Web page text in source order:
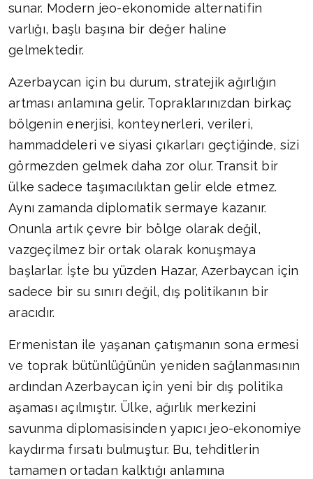
sunar. Modern jeo-ekonomide alternatifin
varlığı, başlı başına bir değer haline
gelmektedir.
Azerbaycan için bu durum, stratejik ağırlığın
artması anlamına gelir. Topraklarınızdan birkaç
bölgenin enerjisi, konteynerleri, verileri,
hammaddeleri ve siyasi çıkarları geçtiğinde, sizi
görmezden gelmek daha zor olur. Transit bir
ülke sadece taşımacılıktan gelir elde etmez.
Aynı zamanda diplomatik sermaye kazanır.
Onunla artık çevre bir bölge olarak değil,
vazgeçilmez bir ortak olarak konuşmaya
başlarlar. İşte bu yüzden Hazar, Azerbaycan için
sadece bir su sınırı değil, dış politikanın bir
aracıdır.
Ermenistan ile yaşanan çatışmanın sona ermesi
ve toprak bütünlüğünün yeniden sağlanmasının
ardından Azerbaycan için yeni bir dış politika
aşaması açılmıştır. Ülke, ağırlık merkezini
savunma diplomasisinden yapıcı jeo-ekonomiye
kaydırma fırsatı bulmuştur. Bu, tehditlerin
tamamen ortadan kalktığı anlamına